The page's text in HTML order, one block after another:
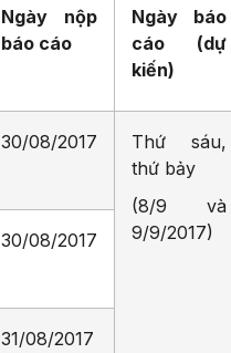
Ngày nộp
báo cáo
Ngày báo
cáo (dự
kiến)
30/08/2017
Thứ sáu,
thứ bảy
(8/9 và
9/9/2017)
30/08/2017
31/08/2017